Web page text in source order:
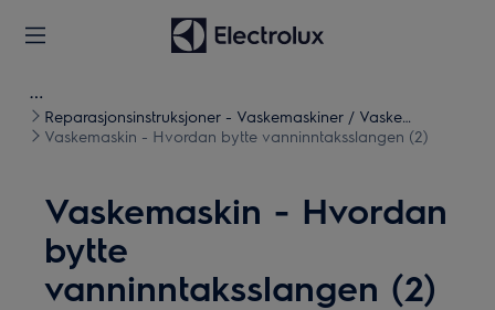
Reparasjonsinstruksjoner - Vaskemaskiner / Vaske
tørketromler
Vaskemaskin - Hvordan bytte vanninntaksslangen (2)
Vaskemaskin - Hvordan
bytte
vanninntaksslangen (2)